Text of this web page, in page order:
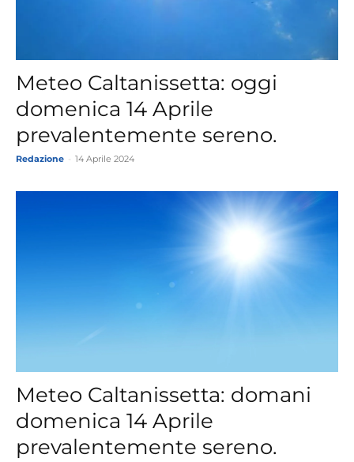
Meteo Caltanissetta: oggi
domenica 14 Aprile
prevalentemente sereno.
Redazione 14 Aprile 2024
Meteo Caltanissetta: domani
domenica 14 Aprile
prevalentemente sereno.